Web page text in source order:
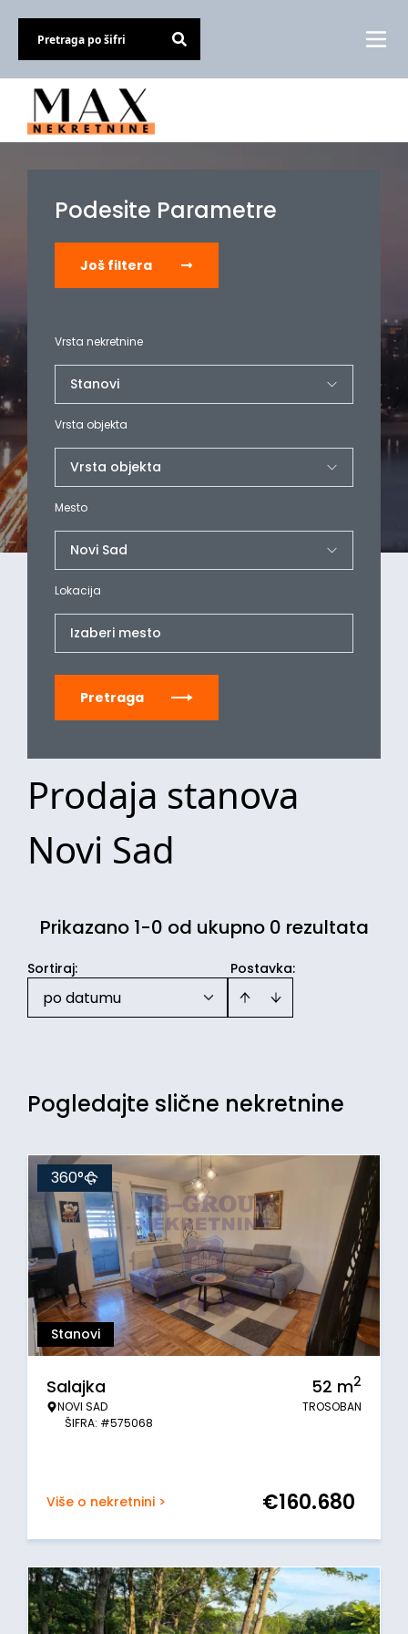
Podesite Parametre
Još filtera
Vrsta nekretnine
Vrsta objekta
Mesto
Lokacija
Izaberi mesto
Pretraga
Prodaja stanova
Novi Sad
Prikazano 1-0 od ukupno 0 rezultata
Postavka:
Sortiraj:
po datumu
Pogledajte slične nekretnine
Stanovi
360°
Salajka
NOVI SAD
ŠIFRA: #575068
52 m2
TROSOBAN
Više o nekretnini > €160.680